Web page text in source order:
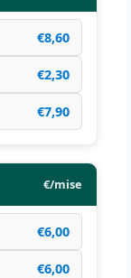
€8,60
€2,30
€7,90
€/mise
€6,00
€6,00